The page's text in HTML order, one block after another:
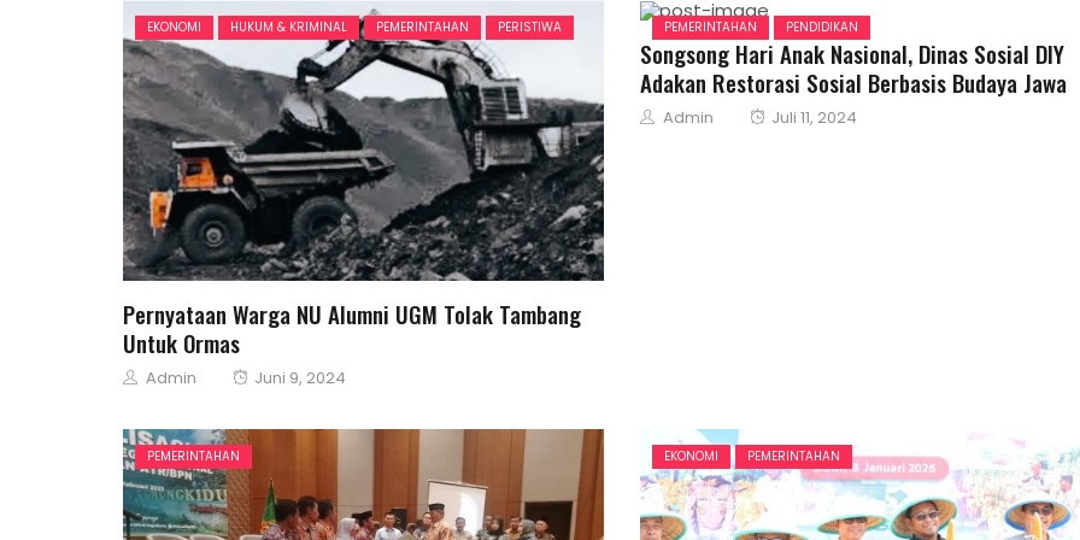
EKONOMI HUKUM & KRIMINAL PEMERINTAHAN PERISTIWA
Pernyataan Warga NU Alumni UGM Tolak Tambang
Untuk Ormas
Author
Admin
Posted
Juni 9, 2024
PEMERINTAHAN PENDIDIKAN
Songsong Hari Anak Nasional, Dinas Sosial DIY
Adakan Restorasi Sosial Berbasis Budaya Jawa
Author
Admin
Posted
Juli 11, 2024
PEMERINTAHAN EKONOMI PEMERINTAHAN